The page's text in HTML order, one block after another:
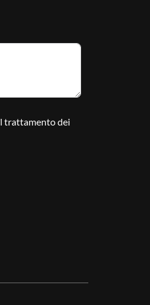
trattamento dei